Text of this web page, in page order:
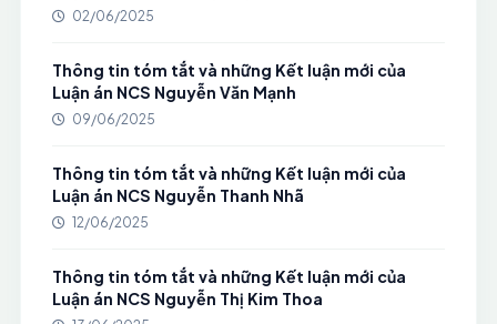
02/06/2025
Thông tin tóm tắt và những Kết luận mới của
Luận án NCS Nguyễn Văn Mạnh
09/06/2025
Thông tin tóm tắt và những Kết luận mới của
Luận án NCS Nguyễn Thanh Nhã
12/06/2025
Thông tin tóm tắt và những Kết luận mới của
Luận án NCS Nguyễn Thị Kim Thoa